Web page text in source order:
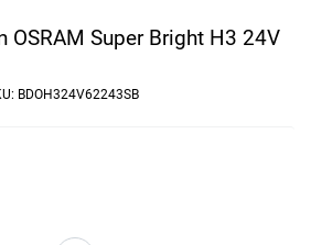
OSRAM Super Bright H3 24V
BDOH324V62243SB